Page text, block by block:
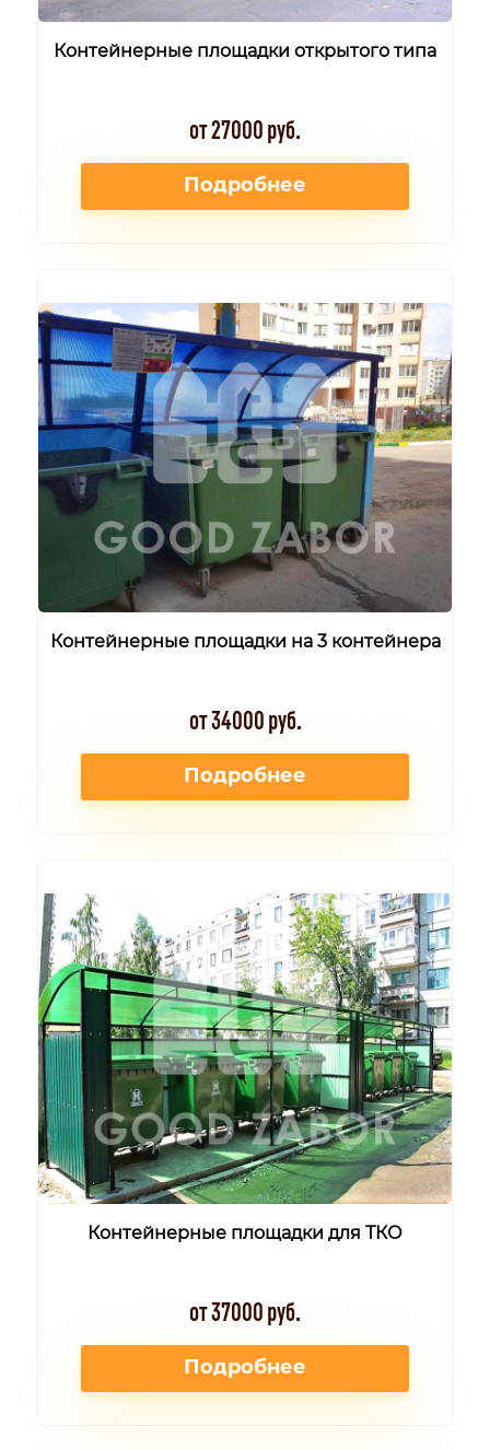
Контейнерные площадки открытого типа
от 27000 руб.
Подробнее
Контейнерные площадки на 3 контейнера
от 34000 руб.
Подробнее
Контейнерные площадки для ТКО
от 37000 руб.
Подробнее